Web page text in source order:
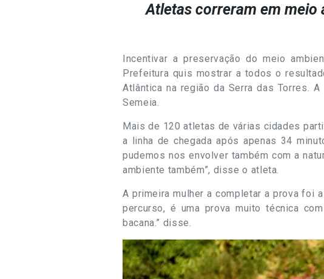
Atletas correram em meio
Incentivar a preservação do meio
Prefeitura quis mostrar a todos o
Atlântica na região da Serra das Torres.
Semeia.
Mais de 120 atletas de várias cidades
a linha de chegada após apenas 34
pudemos nos envolver também com a
ambiente também”, disse o atleta.
A primeira mulher a completar a prova foi
percurso, é uma prova muito técnica
bacana.” disse.